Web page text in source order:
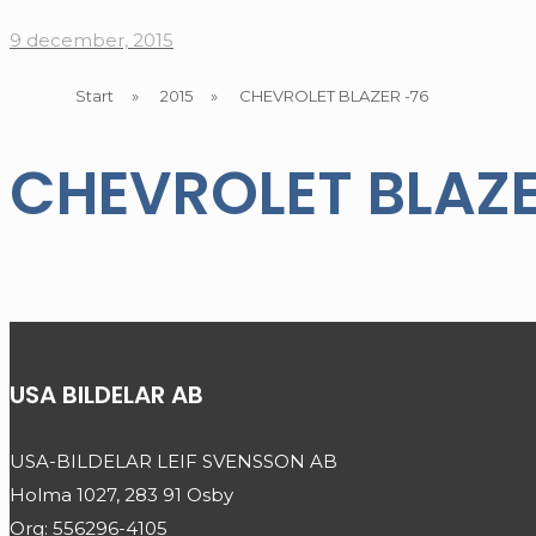
9 december, 2015
Start » 2015 » CHEVROLET BLAZER -76
CHEVROLET
USA BILDELAR AB
USA-BILDELAR LEIF SVENSSON AB
Holma 1027, 283 91 Osby
Org: 556296-4105